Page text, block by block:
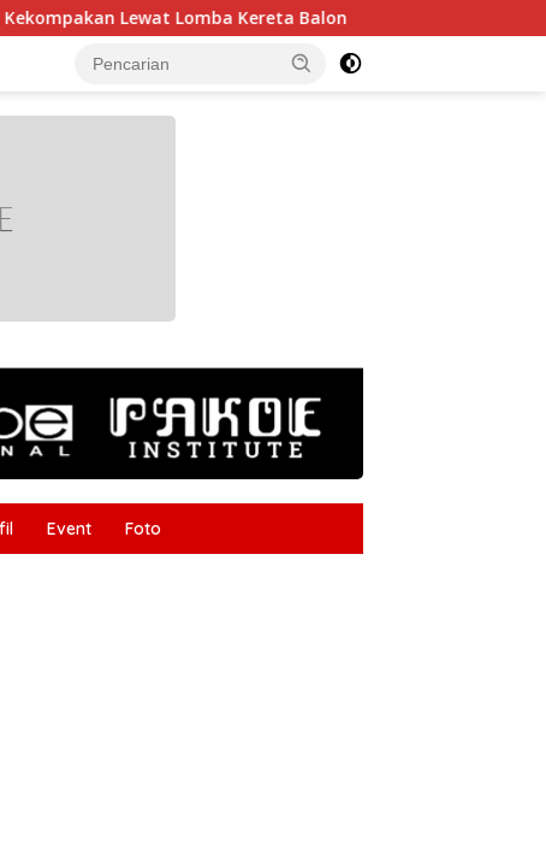
Kereta Balon Gudang Gergaji Kayu di
Event Foto